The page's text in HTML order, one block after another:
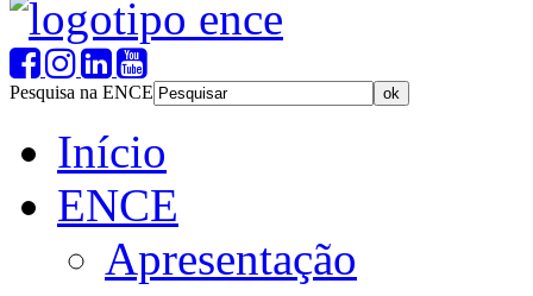
Pesquisa na ENCE
Início
ENCE
Apresentação